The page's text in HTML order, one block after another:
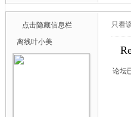
点击隐藏信息栏
离线叶小美
只看
论坛